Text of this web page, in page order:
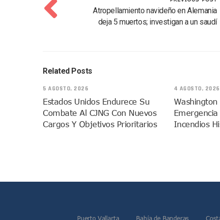
Retiran 10 Toneladas De
Arranca Copa México De
Munguía Analiza Pedir 100
Recuperan Seis Vehículos
SEP Asigna Escuelas Para
Tráfico Aéreo Cae En
Hospital Civil De La Costa
Atropellamiento navideño en Alemania
deja 5 muertos; investigan a un saudí
Related Posts
5 AGOSTO, 2026
Estados Unidos Endurece Su
Combate Al CJNG Con Nuevos
Cargos Y Objetivos Prioritarios
4 AGOSTO, 2026
Incendios
Puerto Vallarta Bahía de Banderas